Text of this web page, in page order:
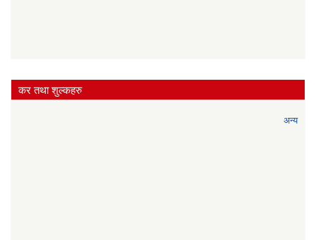
कर तथा शुल्कहरु
अन्य